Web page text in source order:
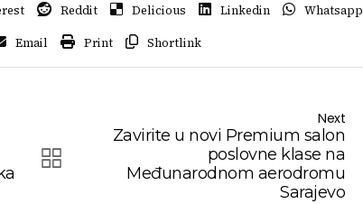
Reddit Delicious Linkedin Whatsapp
Email Print Shortlink
Next
Zavirite u novi Premium salon
poslovne klase na
Međunarodnom aerodromu
Sarajevo